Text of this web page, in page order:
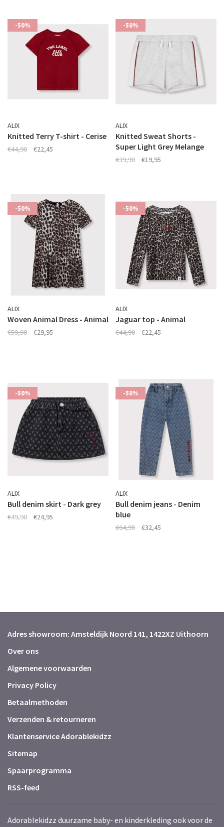
-50%
ALIX
Knitted Terry T-shirt - Cerise
€44,90 €22,45
-50%
ALIX
Knitted Sweat Shorts -
Super Light Grey Melange
€39,90 €19,95
-50%
ALIX
Woven Animal Dress - Animal
€59,90 €29,95
-50%
ALIX
Jaguar top - Animal
€44,90 €22,45
-50%
ALIX
Bull denim skirt - Dark grey
€49,90 €24,95
-50%
ALIX
Bull denim jeans - Denim
blue
€64,90 €32,45
Adres showroom: Amsteldijk Noord 141, 1422XZ Uithoorn
Over ons
Algemene voorwaarden
Privacy Policy
Betaalmethoden
Verzenden & retourneren
Klantenservice Adorablekidzz
Sitemap
Spaarprogramma
RSS-feed
Adorablekidzz duurzame baby- en kinderkleding ook voor de